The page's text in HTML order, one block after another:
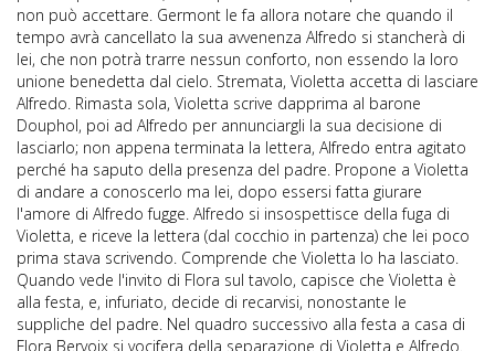
non può accettare. Germont le fa allora notare che quando il
tempo avrà cancellato la sua avvenenza Alfredo si stancherà di
lei, che non potrà trarre nessun conforto, non essendo la loro
unione benedetta dal cielo. Stremata, Violetta accetta di lasciare
Alfredo. Rimasta sola, Violetta scrive dapprima al barone
Douphol, poi ad Alfredo per annunciargli la sua decisione di
lasciarlo; non appena terminata la lettera, Alfredo entra agitato
perché ha saputo della presenza del padre. Propone a Violetta
di andare a conoscerlo ma lei, dopo essersi fatta giurare
l'amore di Alfredo fugge. Alfredo si insospettisce della fuga di
Violetta, e riceve la lettera (dal cocchio in partenza) che lei poco
prima stava scrivendo. Comprende che Violetta lo ha lasciato.
Quando vede l'invito di Flora sul tavolo, capisce che Violetta è
alla festa, e, infuriato, decide di recarvisi, nonostante le
suppliche del padre. Nel quadro successivo alla festa a casa di
Flora Bervoix si vocifera della separazione di Violetta e Alfredo.